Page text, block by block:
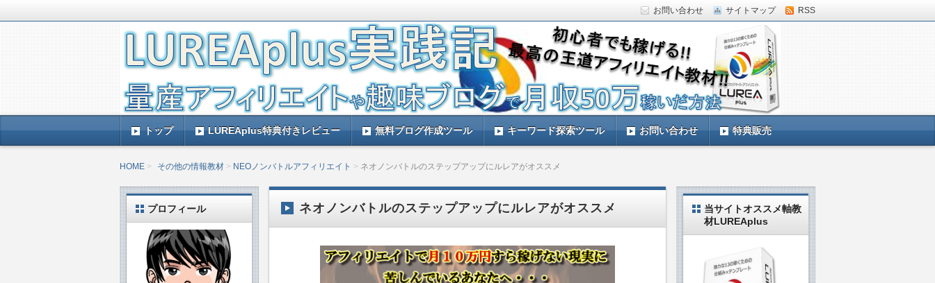
お問い合わせ サイトマップ RSS
LUREAplus実践記！ルレアプラスのレビューサイト！
LUREAplus実践記とレビューです。ルレアプラスを実践して量産アフィリエイトで稼ぐ方法などをレビューしていきます。LUREAplus実践中の私
がレビューするのできっと参考になると思います。
トップ LUREAplus特典付きレビュー 無料ブログ作成ツール キーワード探索ツール お問い合わせ 特典販売
HOME その他の情報教材 NEOノンバトルアフィリエイト ネオノンバトルのステップアップにルレアがオススメ
ネオノンバトルのステップアップにルレアがオススメ
プロフィール
当サイトオススメ軸教
材LUREAplus